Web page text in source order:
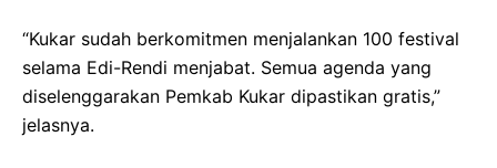
“Kukar sudah berkomitmen menjalankan 100 festival
selama Edi-Rendi menjabat. Semua agenda yang
diselenggarakan Pemkab Kukar dipastikan gratis,”
jelasnya.